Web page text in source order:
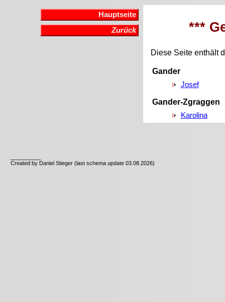
Hauptseite
Zurück
***
Diese Seite enthält
Gander
Josef
Gander-Zgraggen
Karolina
Created by Daniel Stieger (last schema update 03.08.2026)